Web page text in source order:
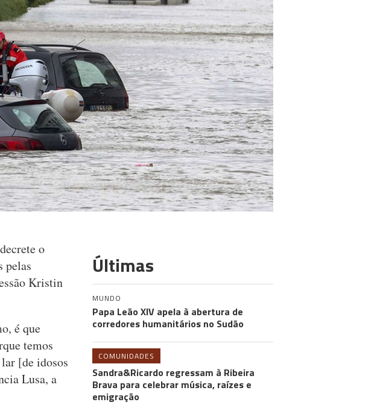
o
pelas
Kristin
é que
temos
[de idosos
Lusa, a
Últimas
MUNDO
Papa Leão XIV apela à abertura de
corredores humanitários no Sudão
COMUNIDADES
Sandra&Ricardo regressam à Ribeira
Brava para celebrar música, raízes e
emigração